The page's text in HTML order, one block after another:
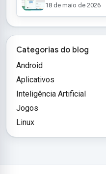
18 de maio de 2026
Categorias do blog
Android
Aplicativos
Inteligência Artificial
Jogos
Linux